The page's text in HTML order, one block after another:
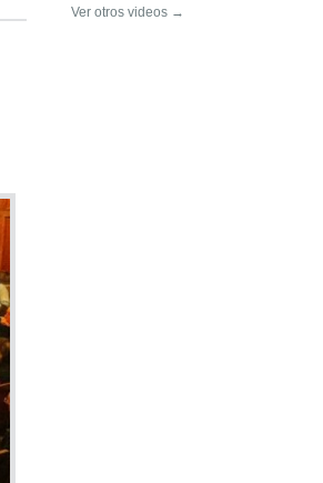
Ver otros videos →